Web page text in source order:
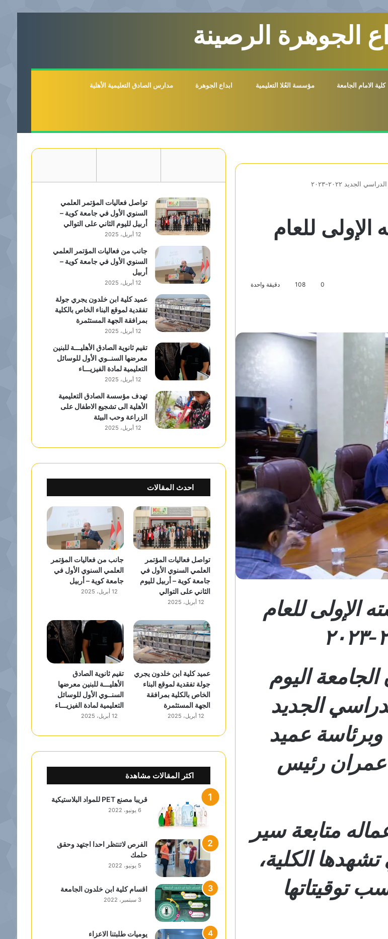
الجوهرة الرصينة
كلية الامام الجامعة مؤسسة العُلا التعليمية ابداع الجوهرة مدارس الصادق التعليمية الأهلية
٢٠٢٢-٢٠٢٣
للعام
0
108 دقيقة واحدة
الإولى للعام
اليوم
الجديد
وبرئاسة عميد
عمران رئيس
متابعة سير
الكلية،
توقيتاتها
تواصل فعاليات المؤتمر العلمي
السنوي الأول في جامعة كوية –
أربيل لليوم الثاني على التوالي
12 أبريل، 2025
جانب من فعاليات المؤتمر العلمي
السنوي الأول في جامعة كوية –
أربيل
12 أبريل، 2025
عميد كلية ابن خلدون يجري جولة
تفقدية لموقع البناء الخاص بالكلية
بمرافقة الجهة المستثمرة
12 أبريل، 2025
تقيم ثانوية الصادق الأهليـــة للبنين
معرضها السنــوي الأول للوسائل
التعليمية لمادة الفيزيـــاء
12 أبريل، 2025
تهدف مؤسسة الصادق التعليمية
الأهلية الى تشجيع الاطفال على
الزراعة وحب البيئة
12 أبريل، 2025
احدث المقالات
تواصل فعاليات المؤتمر
العلمي السنوي الأول في
جامعة كوية – أربيل لليوم
الثاني على التوالي
12 أبريل، 2025
جانب من فعاليات المؤتمر
العلمي السنوي الأول في
جامعة كوية – أربيل
12 أبريل، 2025
عميد كلية ابن خلدون يجري
جولة تفقدية لموقع البناء
الخاص بالكلية بمرافقة
الجهة المستثمرة
12 أبريل، 2025
تقيم ثانوية الصادق
الأهليـــة للبنين معرضها
السنــوي الأول للوسائل
التعليمية لمادة الفيزيـــاء
12 أبريل، 2025
اكثر المقالات مشاهدة
قريبا مصنع PET للمواد البلاستيكية
6 يونيو، 2022
الفرص لاتنتظر احدا اجتهد وحقق
حلمك
5 يونيو، 2022
اقسام كلية ابن خلدون الجامعة
3 سبتمبر، 2022
يوميات طلبتنا الاعزاء